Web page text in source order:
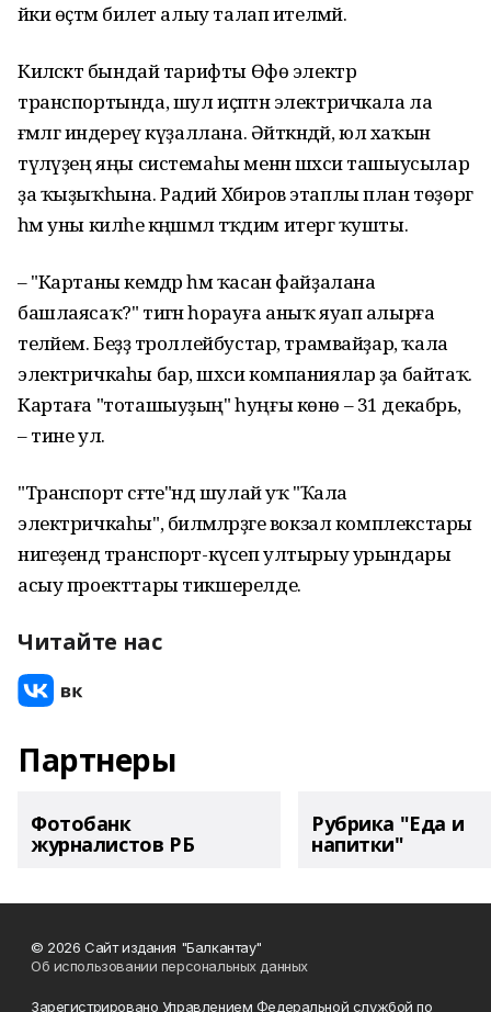
йәки өҫтәмә билет алыу талап ителмәй.
Киләсәктә бындай тарифты Өфө электр
транспортында, шул иҫәптән электричкала ла
ғәмәлгә индереү күҙаллана. Әйткәндәй, юл хаҡын
түләүҙең яңы системаһы менән шәхси ташыусылар
ҙа ҡыҙыҡһына. Радий Хәбиров этаплы план төҙөргә
һәм уны киләһе кәңәшмәлә тәҡдим итергә ҡушты.
– "Картаны кемдәр һәм ҡасан файҙалана
башлаясаҡ?" тигән һорауға аныҡ яуап алырға
теләйем. Беҙҙә троллейбустар, трамвайҙар, ҡала
электричкаһы бар, шәхси компаниялар ҙа байтаҡ.
Картаға "тоташыуҙың" һуңғы көнө – 31 декабрь,
– тине ул.
"Транспорт сәғәте"ндә шулай уҡ "Ҡала
электричкаһы", биләмәләрҙәге вокзал комплекстары
нигеҙендә транспорт-күсеп ултырыу урындары
асыу проекттары тикшерелде.
Читайте нас
Партнеры
Фотобанк
журналистов РБ
Рубрика "Еда и
напитки"
© 2026 Сайт издания "Балкантау"
Об использовании персональных данных
Зарегистрировано Управлением Федеральной службой по